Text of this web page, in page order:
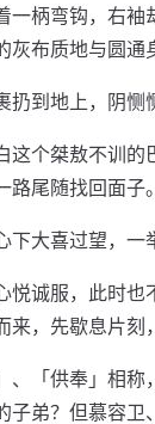
一柄弯钩，右
布质地与圆通
扔到地上，阴恻
这个桀敖不训的
尾随找回面子
大喜过望，一
悦诚服，此时
，先歇息片刻
、「供奉」相
子弟？但慕容